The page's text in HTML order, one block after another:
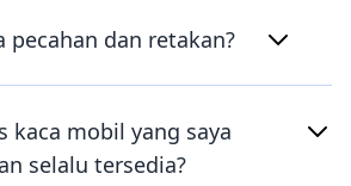
pecahan dan retakan?
kaca mobil yang saya
selalu tersedia?